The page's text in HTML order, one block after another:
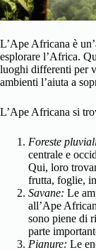
L’Ape Africana è
esplorare l’Africa.
luoghi differenti per
ambienti l’aiuta a
L’Ape Africana si
Foreste
centrale e
Qui, loro
frutta, foglie,
Savane: Le
all’Ape
sono piene di
parte
Pianure: Le